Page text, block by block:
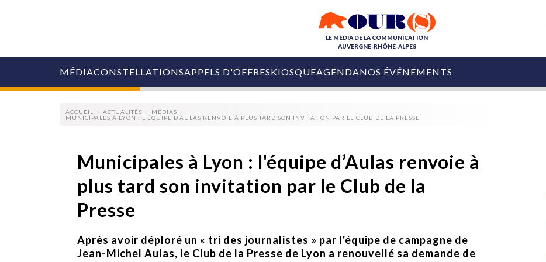
LE MÉDIA DE LA COMMUNICATION
AUVERGNE-RHÔNE-ALPES
MÉDIA
COLLECTIVITÉS
MARQUES
AGENCES
RETAIL
MANAGEMENT
ÉVÉNEMENTIELS
est décédé
COLLECTIVITÉS
PUBLIÉ LE
Planner
COLLECTIVITÉS
mise sur la déconnexion en
digital
Afin de pallier son déficit de notoriété,
CONSTELLATIONSAPPELS D'OFFRESKIOSQUEAGENDANOS ÉVÉNEMENTS
OURS DU DIGITAL
LES RENDEZ-VOUS MÉDIA
ACCUEIL ACTUALITÉS
MÉDIAS
MUNICIPALES À LYON : L'ÉQUIPE D’AULAS RENVOIE À PLUS TARD SON INVITATION PAR LE CLUB DE LA PRESSE
Municipales à Lyon : l'équipe d’Aulas renvoie à
plus tard son invitation par le Club de la
Presse
Après avoir déploré un « tri des journalistes » par l'équipe de campagne de
Jean-Michel Aulas, le Club de la Presse de Lyon a renouvellé sa demande de